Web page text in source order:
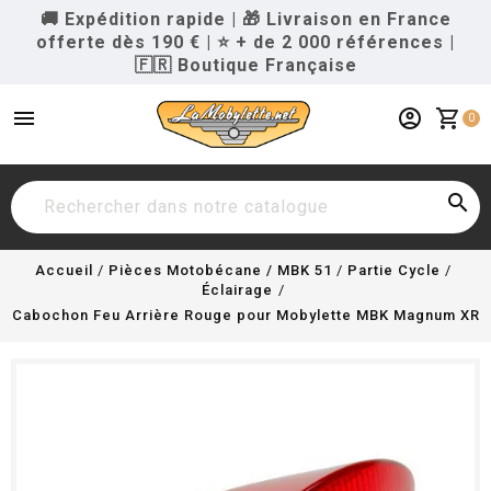
🚚 Expédition rapide | 🎁 Livraison en France
offerte dès 190 € | ⭐ + de 2 000 références |
🇫🇷 Boutique Française
menu shopping_cart 0
account_circle

Accueil Pièces Motobécane / MBK 51
Partie Cycle
Éclairage
Cabochon Feu Arrière Rouge pour Mobylette MBK Magnum XR